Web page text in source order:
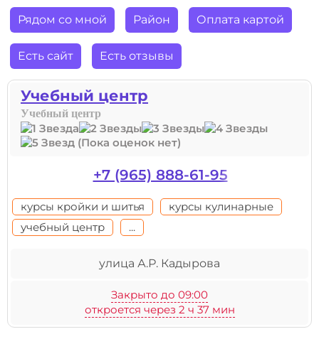
Рядом со мной Район Оплата картой
Есть сайт Есть отзывы
Учебный центр
Учебный центр
(Пока оценок нет)
+7 (965) 888-61-95
курсы кройки и шитья
курсы кулинарные
учебный центр
...
улица А.Р. Кадырова
Закрыто до 09:00
откроется через 2 ч 37 мин